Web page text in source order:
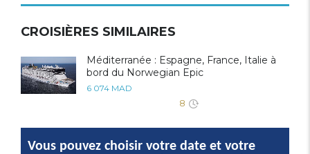
CROISIÈRES SIMILAIRES
Méditerranée : Espagne, France, Italie à
bord du Norwegian Epic
6 074 MAD
8
Vous pouvez choisir votre date et votre